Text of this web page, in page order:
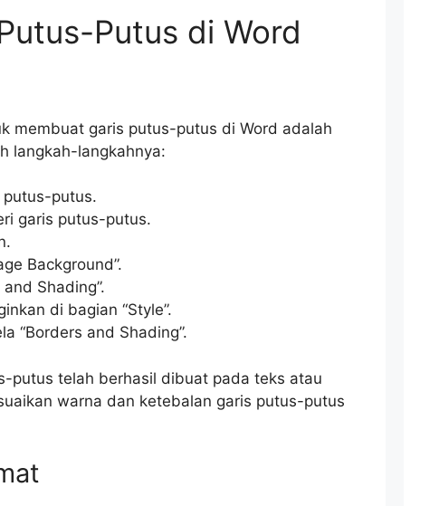
Putus di Word
membuat garis putus-putus di Word adalah
langkah-langkahnya:
putus-putus.
garis putus-putus.
Background”.
Shading”.
di bagian “Style”.
“Borders and Shading”.
putus telah berhasil dibuat pada teks atau
warna dan ketebalan garis putus-putus